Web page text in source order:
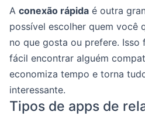
A conexão rápida é outra
possível escolher quem você
no que gosta ou prefere. Isso
fácil encontrar alguém
economiza tempo e torna
interessante.
Tipos de apps de